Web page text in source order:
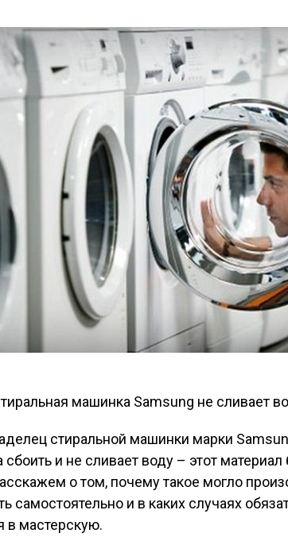
стиральной машинки марки
сбоить и не сливает воду – этот
о том, почему такое могло
самостоятельно и в каких случаях
в мастерскую.